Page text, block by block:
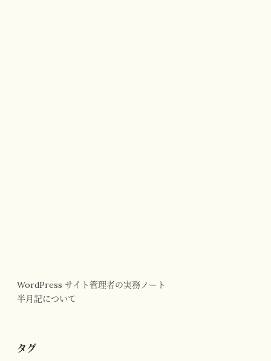
WordPress サイト管理者の実務ノート
半月記について
タグ